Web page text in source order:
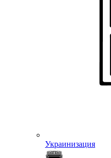
Украинизация